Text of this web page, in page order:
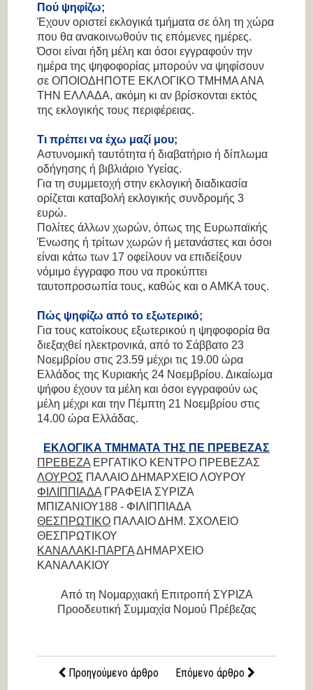
Πού ψηφίζω;
Έχουν οριστεί εκλογικά τμήματα σε όλη τη χώρα
που θα ανακοινωθούν τις επόμενες ημέρες.
Όσοι είναι ήδη μέλη και όσοι εγγραφούν την
ημέρα της ψηφοφορίας μπορούν να ψηφίσουν
σε ΟΠΟΙΟΔΗΠΟΤΕ ΕΚΛΟΓΙΚΟ ΤΜΗΜΑ ΑΝΑ
ΤΗΝ ΕΛΛΑΔΑ, ακόμη κι αν βρίσκονται εκτός
της εκλογικής τους περιφέρειας.
Τι πρέπει να έχω μαζί μου;
Αστυνομική ταυτότητα ή διαβατήριο ή δίπλωμα
οδήγησης ή βιβλιάριο Υγείας.
Για τη συμμετοχή στην εκλογική διαδικασία
ορίζεται καταβολή εκλογικής συνδρομής 3
ευρώ.
Πολίτες άλλων χωρών, όπως της Ευρωπαϊκής
Ένωσης ή τρίτων χωρών ή μετανάστες και όσοι
είναι κάτω των 17 οφείλουν να επιδείξουν
νόμιμο έγγραφο που να προκύπτει
ταυτοπροσωπία τους, καθώς και ο ΑΜΚΑ τους.
Πώς ψηφίζω από το εξωτερικό;
Για τους κατοίκους εξωτερικού η ψηφοφορία θα
διεξαχθεί ηλεκτρονικά, από το Σάββατο 23
Νοεμβρίου στις 23.59 μέχρι τις 19.00 ώρα
Ελλάδος της Κυριακής 24 Νοεμβρίου. Δικαίωμα
ψήφου έχουν τα μέλη και όσοι εγγραφούν ως
μέλη μέχρι και την Πέμπτη 21 Νοεμβρίου στις
14.00 ώρα Ελλάδας.
ΕΚΛΟΓΙΚΑ ΤΜΗΜΑΤΑ ΤΗΣ ΠΕ ΠΡΕΒΕΖΑΣ
ΠΡΕΒΕΖΑΕΡΓΑΤΙΚΟ ΚΕΝΤΡΟ ΠΡΕΒΕΖΑΣ
ΛΟΥΡΟΣ ΠΑΛΑΙΟ ΔΗΜΑΡΧΕΙΟ ΛΟΥΡΟΥ
ΦΙΛΙΠΠΙΑΔΑΓΡΑΦΕΙΑ ΣΥΡΙΖΑ
ΜΠΙΖΑΝΙΟΥ188 - ΦΙΛΙΠΠΙΑΔΑ
ΘΕΣΠΡΩΤΙΚΟ ΠΑΛΑΙΟ ΔΗΜ. ΣΧΟΛΕΙΟ
ΘΕΣΠΡΩΤΙΚΟΥ
ΚΑΝΑΛΑΚΙ-ΠΑΡΓΑΔΗΜΑΡΧΕΙΟ
ΚΑΝΑΛΑΚΙΟΥ
Από τη Νομαρχιακή Επιτροπή ΣΥΡΙΖΑ
Προοδευτική Συμμαχία Νομού Πρέβεζας
Προηγούμενο άρθρο Επόμενο άρθρο